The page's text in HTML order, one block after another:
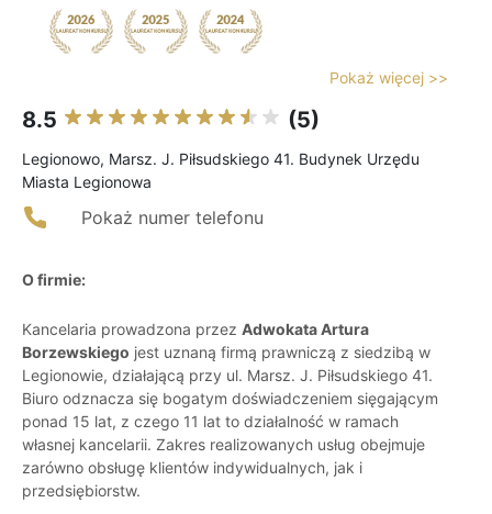
Pokaż więcej >>
8.5 (5)
Legionowo, Marsz. J. Piłsudskiego 41. Budynek Urzędu
Miasta Legionowa
Pokaż numer telefonu
O firmie:
Kancelaria prowadzona przez Adwokata Artura
Borzewskiego jest uznaną firmą prawniczą z siedzibą w
Legionowie, działającą przy ul. Marsz. J. Piłsudskiego 41.
Biuro odznacza się bogatym doświadczeniem sięgającym
ponad 15 lat, z czego 11 lat to działalność w ramach
własnej kancelarii. Zakres realizowanych usług obejmuje
zarówno obsługę klientów indywidualnych, jak i
przedsiębiorstw.